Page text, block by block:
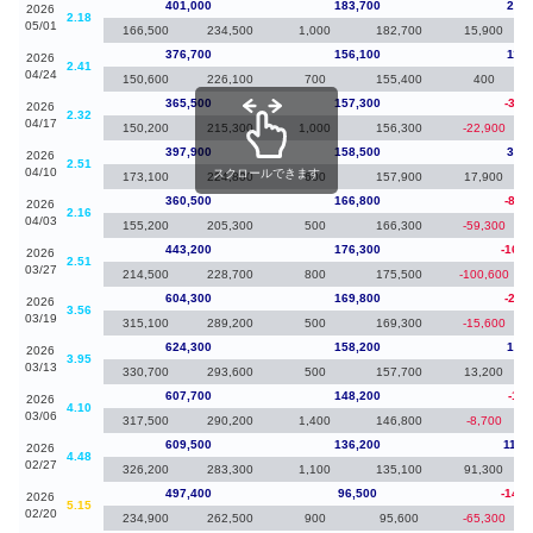
2026
05/01
2.18
401,000 183,700
166,500
234,500 1,000 182,700 15,900
2026
04/24
2.41
376,700 156,100
150,600
226,100 700 155,400 400
2026
04/17
2.32
365,500 157,300
-
150,200
215,300 1,000 156,300 -22,900
2026
04/10
2.51
397,900 158,500
173,100
224,800 600 157,900 17,900
2026
04/03
2.16
360,500 166,800
-
155,200
205,300 500 166,300 -59,300
2026
03/27
2.51
443,200 176,300
-
214,500
228,700 800 175,500 -100,600
2026
03/19
3.56
604,300 169,800
-
315,100
289,200 500 169,300 -15,600
2026
03/13
3.95
624,300 158,200
330,700
293,600 500 157,700 13,200
2026
03/06
4.10
607,700 148,200
-
317,500
290,200 1,400 146,800 -8,700
2026
02/27
4.48
609,500 136,200
326,200
283,300 1,100 135,100 91,300
2026
02/20
5.15
497,400 96,500
-
234,900
262,500 900 95,600 -65,300
スクロールできます